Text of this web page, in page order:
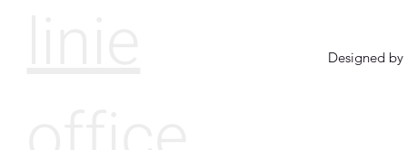
Designed